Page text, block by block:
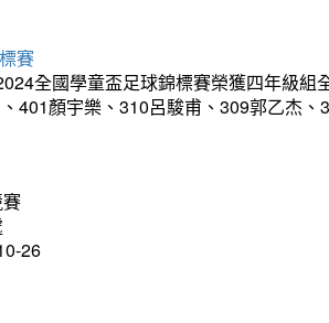
賽
全國學童盃足球錦標賽榮獲四年級
401顏宇樂、310呂駿甫、309郭乙杰
26